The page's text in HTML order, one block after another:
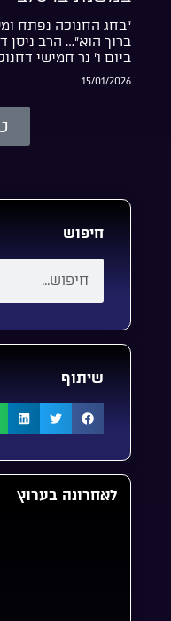
“בחג החנוכה נפתח
ברוך הוא”… הרב ניסן
ביום ו’ נר חמישי
15/01/2026
חיפוש
שיתוף
לאחרונה בערוץ